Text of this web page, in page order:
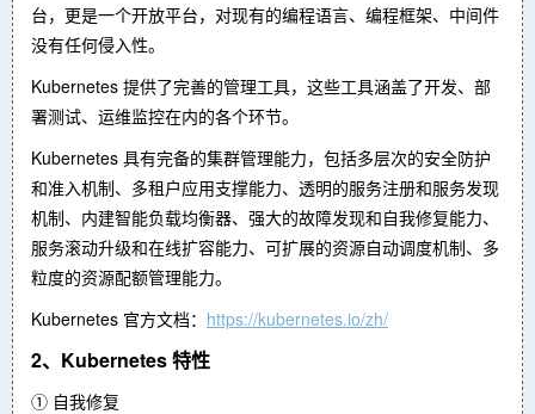
台，更是一个开放平台，对现有的编程语言、编程框架、中间件
没有任何侵入性。
Kubernetes 提供了完善的管理工具，这些工具涵盖了开发、部
署测试、运维监控在内的各个环节。
Kubernetes 具有完备的集群管理能力，包括多层次的安全防护
和准入机制、多租户应用支撑能力、透明的服务注册和服务发现
机制、内建智能负载均衡器、强大的故障发现和自我修复能力、
服务滚动升级和在线扩容能力、可扩展的资源自动调度机制、多
粒度的资源配额管理能力。
Kubernetes 官方文档： https://kubernetes.io/zh/
2、Kubernetes 特性
① 自我修复